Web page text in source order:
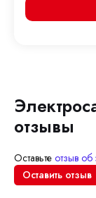
отзывы
Оставьте отзыв об
Оставить отзыв